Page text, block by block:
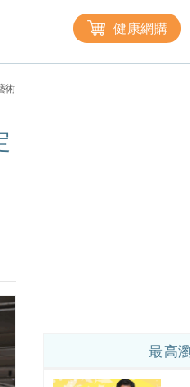
健康網購
術
最高